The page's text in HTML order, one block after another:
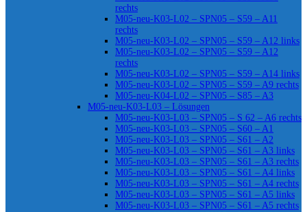
rechts
M05-neu-K03-L02 – SPN05 – S59 – A11
rechts
M05-neu-K03-L02 – SPN05 – S59 – A12 links
M05-neu-K03-L02 – SPN05 – S59 – A12
rechts
M05-neu-K03-L02 – SPN05 – S59 – A14 links
M05-neu-K03-L02 – SPN05 – S59 – A9 rechts
M05-neu-K04-L02 – SPN05 – S85 – A3
M05-neu-K03-L03 – Lösungen
M05-neu-K03-L03 – SPN05 – S 62 – A6 rechts
M05-neu-K03-L03 – SPN05 – S60 – A1
M05-neu-K03-L03 – SPN05 – S61 – A2
M05-neu-K03-L03 – SPN05 – S61 – A3 links
M05-neu-K03-L03 – SPN05 – S61 – A3 rechts
M05-neu-K03-L03 – SPN05 – S61 – A4 links
M05-neu-K03-L03 – SPN05 – S61 – A4 rechts
M05-neu-K03-L03 – SPN05 – S61 – A5 links
M05-neu-K03-L03 – SPN05 – S61 – A5 rechts